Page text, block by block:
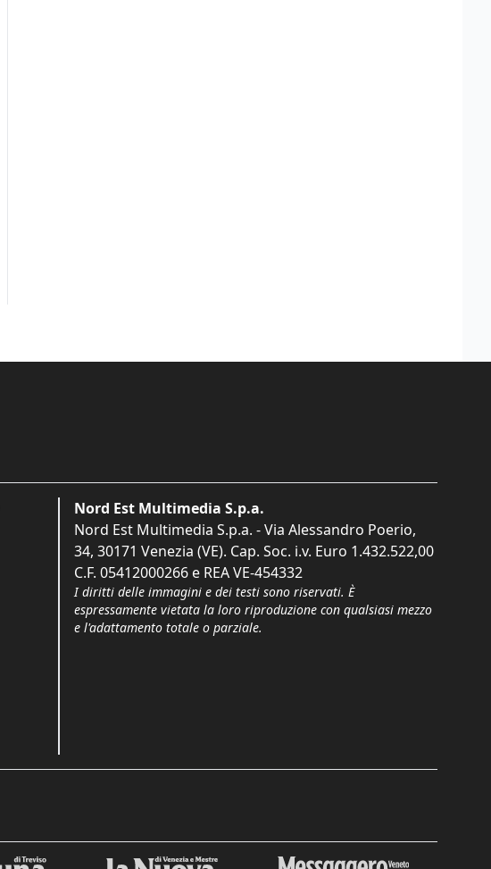
Nord Est Multimedia S.p.a.
Nord Est Multimedia S.p.a. - Via Alessandro Poerio,
34, 30171 Venezia (VE). Cap. Soc. i.v. Euro 1.432.522,00
C.F. 05412000266 e REA VE-454332
I diritti delle immagini e dei testi sono riservati. È
espressamente vietata la loro riproduzione con qualsiasi mezzo
e l'adattamento totale o parziale.